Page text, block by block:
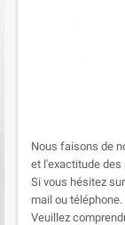
Nous faisons de
et l'exactitude
Si vous hésitez
mail ou téléphone.
Veuillez